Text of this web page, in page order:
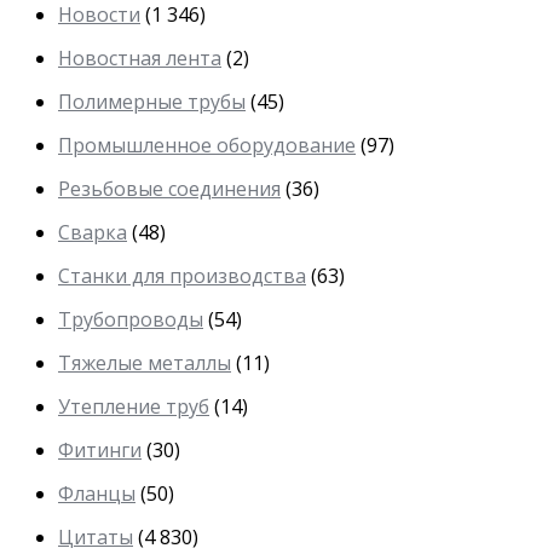
Новости (1 346)
Новостная лента (2)
Полимерные трубы (45)
Промышленное оборудование (97)
Резьбовые соединения (36)
Сварка (48)
Станки для производства (63)
Трубопроводы (54)
Тяжелые металлы (11)
Утепление труб (14)
Фитинги (30)
Фланцы (50)
Цитаты (4 830)